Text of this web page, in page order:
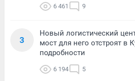
6 461 9
3
Новый логистический
мост для него отстроят в
подробности
6 194 5